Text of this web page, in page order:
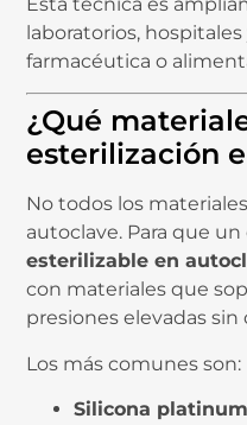
laboratorios,
farmacéutica o
¿Qué
esterilización
No todos los
autoclave. Para que
esterilizable en
con materiales que
presiones elevadas
Los más comunes son:
Silicona